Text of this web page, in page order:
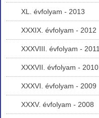
XL. évfolyam - 2013
XXXIX. évfolyam - 2012
XXXVIII. évfolyam - 2011
XXXVII. évfolyam - 2010
XXXVI. évfolyam - 2009
XXXV. évfolyam - 2008